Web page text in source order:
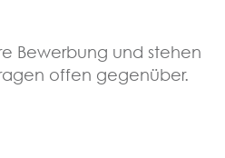
Bewerbung und stehen
offen gegenüber.